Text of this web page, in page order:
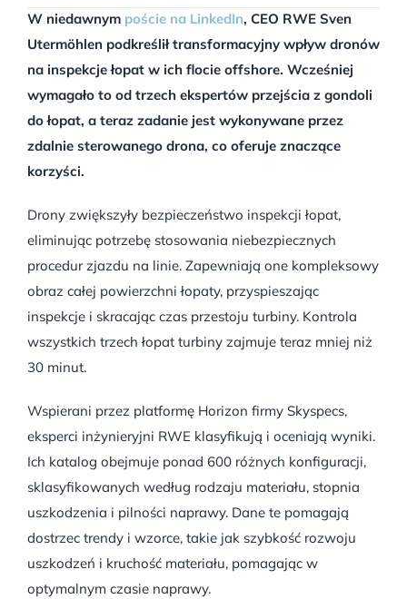
W niedawnym poście na LinkedIn, CEO RWE Sven
Utermöhlen podkreślił transformacyjny wpływ dronów
na inspekcje łopat w ich flocie offshore. Wcześniej
wymagało to od trzech ekspertów przejścia z gondoli
do łopat, a teraz zadanie jest wykonywane przez
zdalnie sterowanego drona, co oferuje znaczące
korzyści.
Drony zwiększyły bezpieczeństwo inspekcji łopat,
eliminując potrzebę stosowania niebezpiecznych
procedur zjazdu na linie. Zapewniają one kompleksowy
obraz całej powierzchni łopaty, przyspieszając
inspekcje i skracając czas przestoju turbiny. Kontrola
wszystkich trzech łopat turbiny zajmuje teraz mniej niż
30 minut.
Wspierani przez platformę Horizon firmy Skyspecs,
eksperci inżynieryjni RWE klasyfikują i oceniają wyniki.
Ich katalog obejmuje ponad 600 różnych konfiguracji,
sklasyfikowanych według rodzaju materiału, stopnia
uszkodzenia i pilności naprawy. Dane te pomagają
dostrzec trendy i wzorce, takie jak szybkość rozwoju
uszkodzeń i kruchość materiału, pomagając w
optymalnym czasie naprawy.